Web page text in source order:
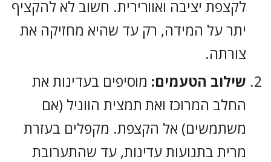
לקצפת יציבה ואוורירית. חשוב לא להקציף
יתר על המידה, רק עד שהיא מחזיקה את
צורתה.
שילוב הטעמים: מוסיפים בעדינות את
החלב המרוכז ואת תמצית הווניל (אם
משתמשים) אל הקצפת. מקפלים בעזרת
מרית בתנועות עדינות, עד שהתערובת